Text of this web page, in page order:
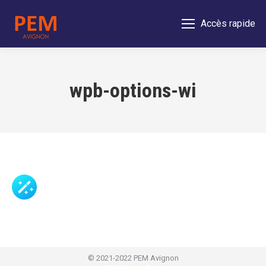
Accès rapide
wpb-options-wi
© 2021-2022 PEM Avignon